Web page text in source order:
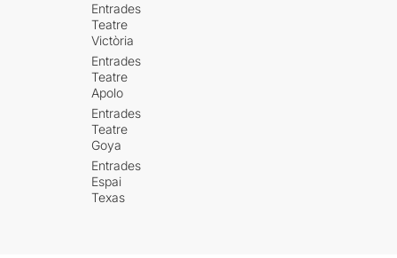
Entrades
Teatre
Victòria
Entrades
Teatre
Apolo
Entrades
Teatre
Goya
Entrades
Espai
Texas